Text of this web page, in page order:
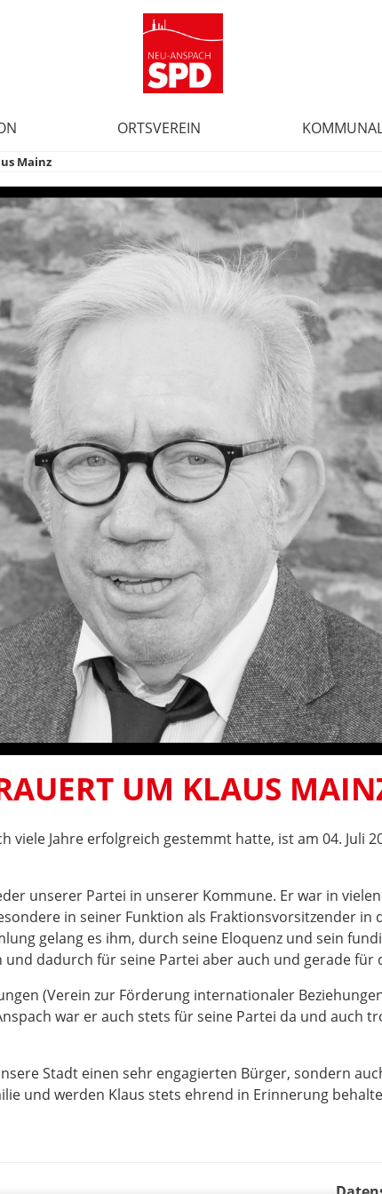
ORTSVEREIN
Mainz
UM KLAUS
viele Jahre erfolgreich gestemmt hatte, ist am 04. Juli
unserer Partei in unserer Kommune. Er war in
in seiner Funktion als Fraktionsvorsitzender in
gelang es ihm, durch seine Eloquenz und sein
dadurch für seine Partei aber auch und gerade für
(Verein zur Förderung internationaler
war er auch stets für seine Partei da und auch
Stadt einen sehr engagierten Bürger, sondern
und werden Klaus stets ehrend in Erinnerung